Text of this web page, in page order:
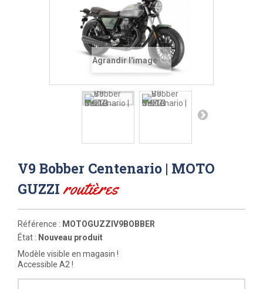
Agrandir l'image
V9 Bobber Centenario | MOTO
GUZZIroutières
Référence : MOTOGUZZIV9BOBBER
État : Nouveau produit
Modèle visible en magasin !
Accessible A2 !